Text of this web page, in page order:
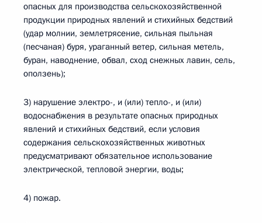
опасных для производства сельскохозяйственной
продукции природных явлений и стихийных бедствий
(удар молнии, землетрясение, сильная пыльная
(песчаная) буря, ураганный ветер, сильная метель,
буран, наводнение, обвал, сход снежных лавин, сель,
оползень);
3) нарушение электро-, и (или) тепло-, и (или)
водоснабжения в результате опасных природных
явлений и стихийных бедствий, если условия
содержания сельскохозяйственных животных
предусматривают обязательное использование
электрической, тепловой энергии, воды;
4) пожар.